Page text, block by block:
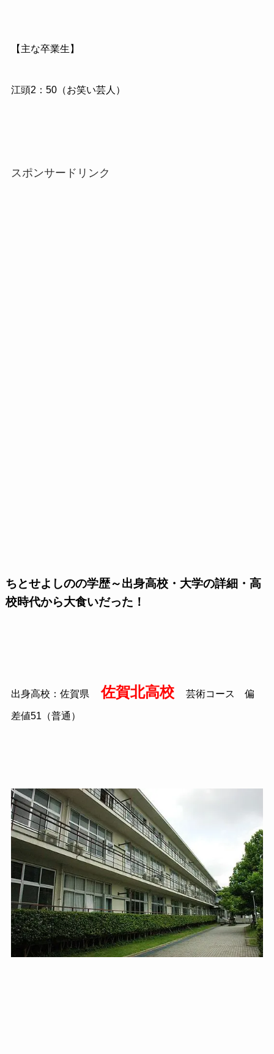
【主な卒業生】
江頭2：50（お笑い芸人）
スポンサードリンク
ちとせよしのの学歴～出身高校・大学の詳細・高
校時代から大食いだった！
出身高校：佐賀県 佐賀北高校 芸術コース 偏
差値51（普通）